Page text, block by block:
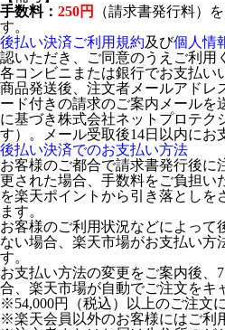
手数料： 250円
（請求書発行料）
す。
後払い決済ご利用規約及び個人情
認いただき、ご同意のうえご利用
各コンビニまたは銀行でお支払い
商品発送後、注文者メールアドレ
ード付きの請求のご案内メールを
に基づき株式会社ネットプロテク
す）。メール受取後14日以内にお
後払い決済でのお支払い方法
お客様のご都合で請求書発行後に
更された場合、手数料をご負担い
を楽天ポイントから引き落としを
ます。
お客様のご利用状況などによって
ない場合、楽天市場がお支払い方
す。
お支払い方法の変更をご案内後、
合、楽天市場が自動でご注文をキ
※54,000円（税込）以上のご注文
※楽天会員以外のお客様にはご利